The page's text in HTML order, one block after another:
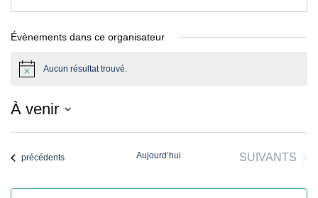
Évènements dans ce organisateur
Notice Aucun résultat trouvé.
À venir
Sélectionnez
Évènements
précédents Aujourd’hui SUIVANTS